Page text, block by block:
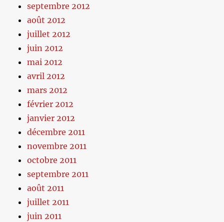
septembre 2012
août 2012
juillet 2012
juin 2012
mai 2012
avril 2012
mars 2012
février 2012
janvier 2012
décembre 2011
novembre 2011
octobre 2011
septembre 2011
août 2011
juillet 2011
juin 2011